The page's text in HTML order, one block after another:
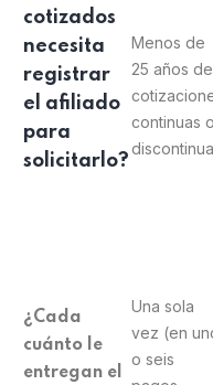
cotizados
necesita
registrar
el afiliado
para
solicitarlo?
Menos de
25 años de
continuas o
¿Cada
cuánto le
entregan el
Una sola
vez (en
o seis